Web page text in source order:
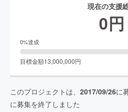
現在の支援
0円
0%達成
目標金額13,000,000円
このプロジェクトは、 2017/09/26に
に募集を終了しました